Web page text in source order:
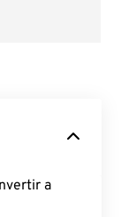
a